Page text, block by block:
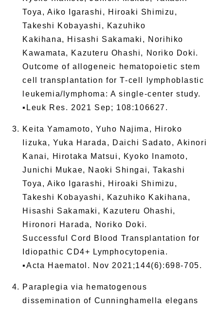
Toya, Aiko Igarashi, Hiroaki Shimizu,
Takeshi Kobayashi, Kazuhiko
Kakihana, Hisashi Sakamaki, Norihiko
Kawamata, Kazuteru Ohashi, Noriko Doki.
Outcome of allogeneic hematopoietic stem
cell transplantation for T-cell lymphoblastic
leukemia/lymphoma: A single-center study.
▪Leuk Res. 2021 Sep; 108:106627.
Keita Yamamoto, Yuho Najima, Hiroko
Iizuka, Yuka Harada, Daichi Sadato, Akinori
Kanai, Hirotaka Matsui, Kyoko Inamoto,
Junichi Mukae, Naoki Shingai, Takashi
Toya, Aiko Igarashi, Hiroaki Shimizu,
Takeshi Kobayashi, Kazuhiko Kakihana,
Hisashi Sakamaki, Kazuteru Ohashi,
Hironori Harada, Noriko Doki.
Successful Cord Blood Transplantation for
Idiopathic CD4+ Lymphocytopenia.
▪Acta Haematol. Nov 2021;144(6):698-705.
Paraplegia via hematogenous
dissemination of Cunninghamella elegans